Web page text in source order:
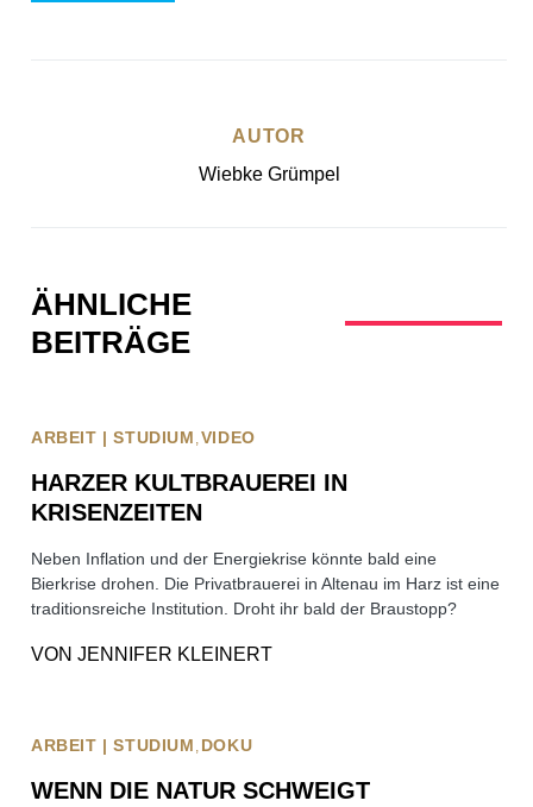
AUTOR
Wiebke Grümpel
ÄHNLICHE
BEITRÄGE
ARBEIT | STUDIUM VIDEO
HARZER KULTBRAUEREI IN
KRISENZEITEN
Neben Inflation und der Energiekrise könnte bald eine
Bierkrise drohen. Die Privatbrauerei in Altenau im Harz ist eine
traditionsreiche Institution. Droht ihr bald der Braustopp?
VON JENNIFER KLEINERT
ARBEIT | STUDIUM DOKU
WENN DIE NATUR SCHWEIGT